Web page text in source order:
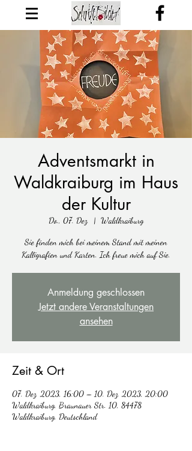
Adventsmarkt in
Waldkraiburg im Haus
der Kultur
Do., 07. Dez.
  |
Waldkraiburg
Sie finden mich bei meinem Stand mit meinen
Kalligrafien und Karten. Ich freue mich auf Sie.
Anmeldung geschlossen
Jetzt andere Veranstaltungen
ansehen
Zeit & Ort
07. Dez. 2023, 16:00 – 10. Dez. 2023, 20:00
Waldkraiburg, Braunauer Str. 10, 84478
Waldkraiburg, Deutschland